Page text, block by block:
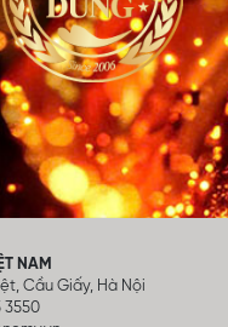
NAM
Cầu Giấy, Hà Nội
3550